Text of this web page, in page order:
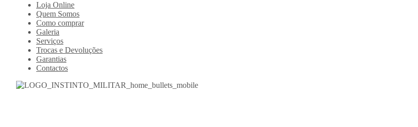
Loja Online
Quem Somos
Como comprar
Galeria
Serviços
Trocas e Devoluções
Garantias
Contactos